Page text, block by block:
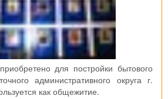
для постройки бытового
административного округа г.
как общежитие.